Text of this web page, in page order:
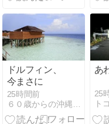
Stormy Skies
and Today’s
Life (August 7,
2026)
ドルフィン、
今まさに
25時間前
あ
25